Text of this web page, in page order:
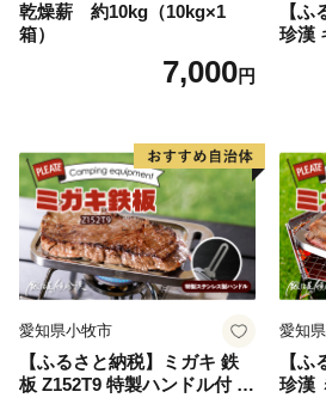
乾燥薪 約10kg（10kg×1
箱）
7,000円
【
珍漢
ビ
ソ
り寄
料
愛知県小牧市
【ふるさと納税】ミガキ 鉄
板 Z152T9 特製ハンドル付 鍛
愛知
【
珍漢